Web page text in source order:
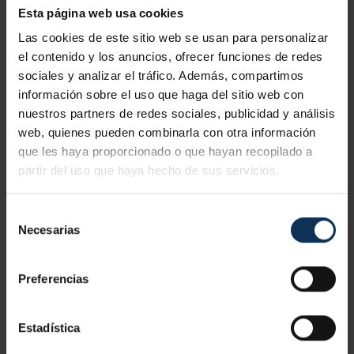
Esta página web usa cookies
Las cookies de este sitio web se usan para personalizar
el contenido y los anuncios, ofrecer funciones de redes
sociales y analizar el tráfico. Además, compartimos
información sobre el uso que haga del sitio web con
nuestros partners de redes sociales, publicidad y análisis
web, quienes pueden combinarla con otra información
que les haya proporcionado o que hayan recopilado a
partir del uso que haya hecho de sus servicios.
Necesarias
Preferencias
Estadística
Se puede definir la ergonomía, dentro de la materia de la
busca adaptarse de manera integral al hombre en el
lugar de trabajo.
Los principales riesgos que se pueden encontrar son las
posturas inadecuadas, el levantamiento de cargas pesadas
o los movimientos repetitivos.
bastante altas en lo que respecta a bajas laborales.
Algunas recomendaciones para evitar padecer estas
molestias sería estirar los músculos y articulaciones para
tiempo para que el cuerpo se relaje y, dentro de lo posible,